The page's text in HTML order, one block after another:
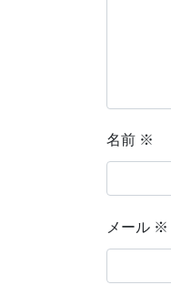
名前 ※
メール ※